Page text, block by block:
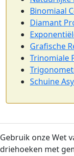
Binomiaal
Diamant
Grafische
Trinomiale
Schuine
Gebruik onze Wet
driehoeken met